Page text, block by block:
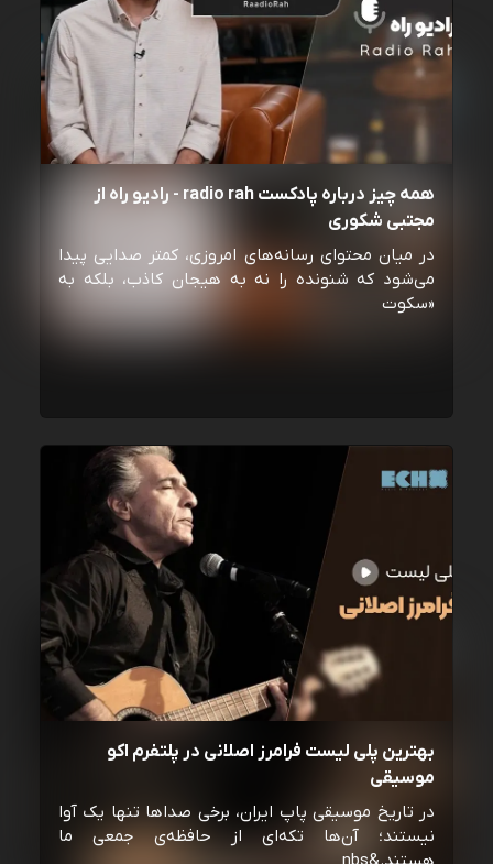
همه چیز درباره پادکست radio rah - رادیو راه از
مجتبی شکوری
در میان محتوای رسانه‌های امروزی، کمتر صدایی پیدا
می‌شود که شنونده را نه به هیجان کاذب، بلکه به
«سکوت
بهترین پلی لیست فرامرز اصلانی در پلتفرم اکو
موسیقی
در تاریخ موسیقی پاپ ایران، برخی صداها تنها یک آوا
نیستند؛ آن‌ها تکه‌ای از حافظه‌ی جمعی ما